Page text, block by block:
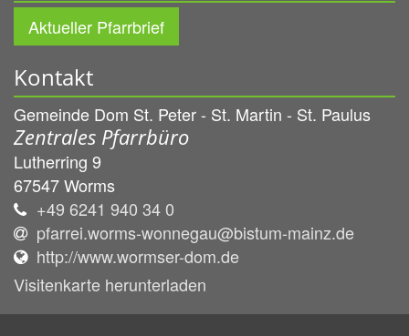
Aktueller Pfarrbrief
Kontakt
Gemeinde Dom St. Peter - St. Martin - St. Paulus
Zentrales Pfarrbüro
Lutherring 9
67547Worms
+49 6241 940 34 0
pfarrei.worms-wonnegau@bistum-mainz.de
http://www.wormser-dom.de
Visitenkarte herunterladen